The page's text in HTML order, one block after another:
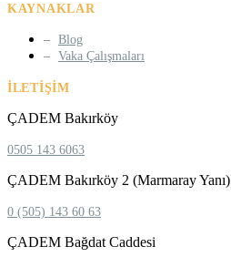
KAYNAKLAR
Blog
Vaka Çalışmaları
İLETIŞIM
ÇADEM Bakırköy
0505 143 6063
ÇADEM Bakırköy 2 (Marmaray Yanı)
0 (505) 143 60 63
ÇADEM Bağdat Caddesi